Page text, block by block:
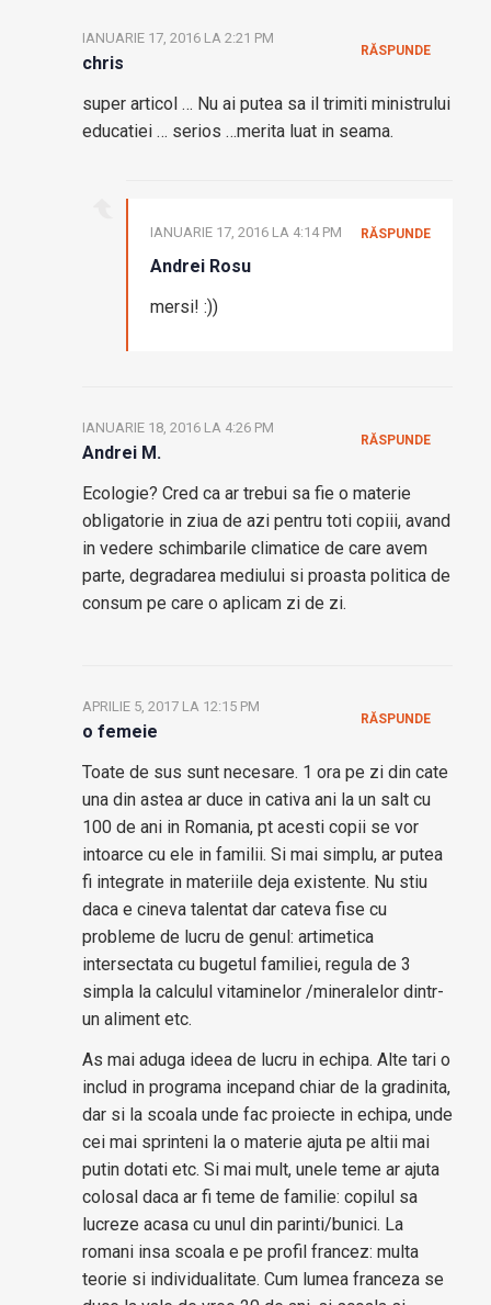
chris
IANUARIE 17, 2016 LA 2:21 PM
super articol … Nu ai putea sa il trimiti ministrului
educatiei … serios …merita luat in seama.
RĂSPUNDE
Andrei Rosu
IANUARIE 17, 2016 LA 4:14 PM
mersi! :))
RĂSPUNDE
Andrei M.
IANUARIE 18, 2016 LA 4:26 PM
Ecologie? Cred ca ar trebui sa fie o materie
obligatorie in ziua de azi pentru toti copiii, avand
in vedere schimbarile climatice de care avem
parte, degradarea mediului si proasta politica de
consum pe care o aplicam zi de zi.
RĂSPUNDE
o femeie
APRILIE 5, 2017 LA 12:15 PM
Toate de sus sunt necesare. 1 ora pe zi din cate
una din astea ar duce in cativa ani la un salt cu
100 de ani in Romania, pt acesti copii se vor
intoarce cu ele in familii. Si mai simplu, ar putea
fi integrate in materiile deja existente. Nu stiu
daca e cineva talentat dar cateva fise cu
probleme de lucru de genul: artimetica
intersectata cu bugetul familiei, regula de 3
simpla la calculul vitaminelor /mineralelor dintr-
un aliment etc.
As mai aduga ideea de lucru in echipa. Alte tari o
includ in programa incepand chiar de la gradinita,
dar si la scoala unde fac proiecte in echipa, unde
cei mai sprinteni la o materie ajuta pe altii mai
putin dotati etc. Si mai mult, unele teme ar ajuta
colosal daca ar fi teme de familie: copilul sa
lucreze acasa cu unul din parinti/bunici. La
romani insa scoala e pe profil francez: multa
teorie si individualitate. Cum lumea franceza se
RĂSPUNDE